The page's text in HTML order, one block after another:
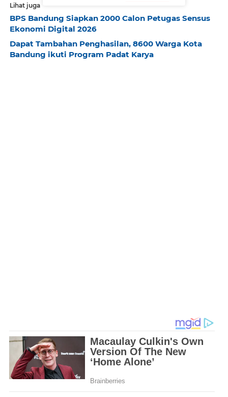
Lihat juga
BPS Bandung Siapkan 2000 Calon Petugas Sensus
Ekonomi Digital 2026
Dapat Tambahan Penghasilan, 8600 Warga Kota
Bandung ikuti Program Padat Karya